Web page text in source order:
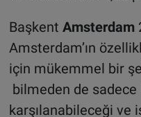
Başkent Amsterdam
Amsterdam’ın
için mükemmel bir
bilmeden de sadece
karşılanabileceği ve